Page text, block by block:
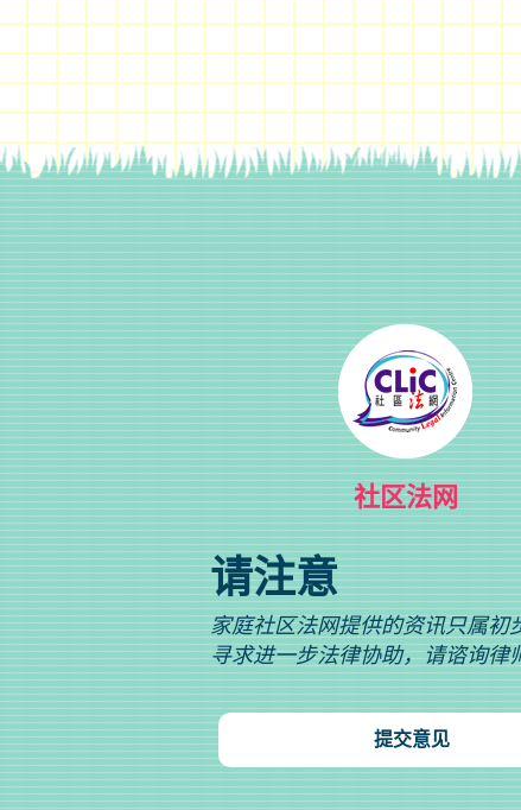
社区法网
请注意
家庭社区法网提供的资讯只属初
寻求进一步法律协助，请谘询律
提交意见